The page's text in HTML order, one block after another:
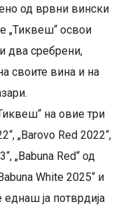
од врвни вински
„Тиквеш“ освои
два сребрени,
своите вина и на
на овие три
„Barovo Red 2022“,
„Babuna Red“ од
White 2025“ и
еднаш ја потврдија